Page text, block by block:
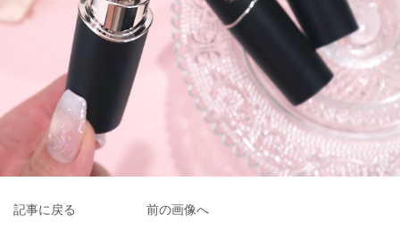
記事に戻る 前の画像へ